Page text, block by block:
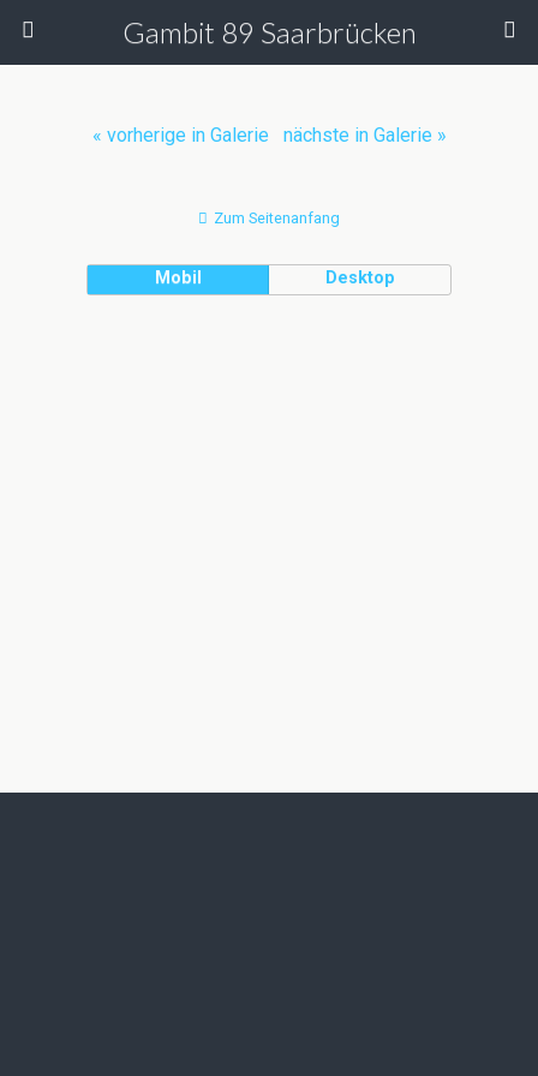
Gambit 89 Saarbrücken
« vorherige in Galerie nächste in Galerie »
Zum Seitenanfang
Mobil Desktop